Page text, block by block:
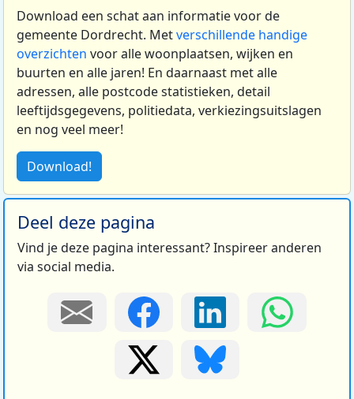
Download een schat aan informatie voor de
gemeente Dordrecht. Metverschillende handige
overzichten voor alle woonplaatsen, wijken en
buurten en alle jaren! En daarnaast met alle
adressen, alle postcode statistieken, detail
leeftijdsgegevens, politiedata, verkiezingsuitslagen
en nog veel meer!
Download!
Deel deze pagina
Vind je deze pagina interessant? Inspireer anderen
via social media.